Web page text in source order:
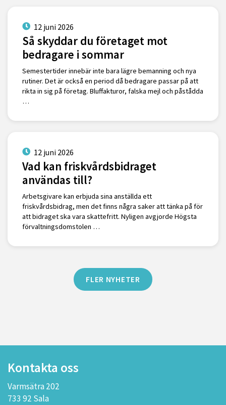
12 juni 2026
Så skyddar du företaget mot
bedragare i sommar
Semestertider innebär inte bara lägre bemanning och nya
rutiner. Det är också en period då bedragare passar på att
rikta in sig på företag. Bluffakturor, falska mejl och påstådda
…
12 juni 2026
Vad kan friskvårdsbidraget
användas till?
Arbetsgivare kan erbjuda sina anställda ett
friskvårdsbidrag, men det finns några saker att tänka på för
att bidraget ska vara skattefritt. Nyligen avgjorde Högsta
förvaltningsdomstolen …
FLER NYHETER
Kontakta oss
Varmsätra 202
733 92 Sala